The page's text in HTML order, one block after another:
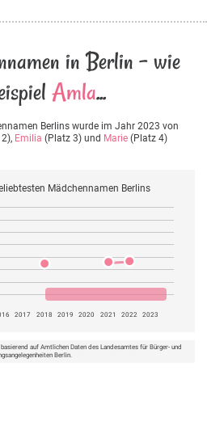
in Berlin - wie
Amla...
Berlins wurde im Jahr 2023 von
Emilia (Platz 3) und Marie (Platz 4)
Mädchennamen Berlins
2017 2018 2019 2020 2021 2022 2023
auf Amtlichen Daten des Landesamtes für Bürger- und
Berlin.